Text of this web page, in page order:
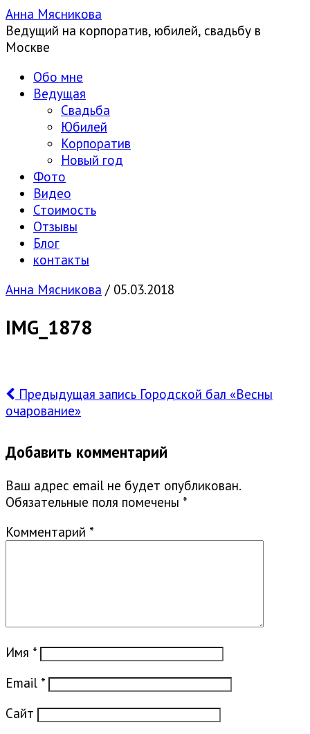
Анна Мясникова
Ведущий на корпоратив, юбилей, свадьбу в
Москве
Обо мне
Ведущая
Свадьба
Юбилей
Корпоратив
Новый год
Фото
Видео
Стоимость
Отзывы
Блог
контакты
Анна Мясникова / 05.03.2018
IMG_1878
Предыдущая запись Городской бал «Весны
очарование»
Добавить комментарий
Ваш адрес email не будет опубликован.
Обязательные поля помечены *
Комментарий *
Имя *
Email *
Сайт